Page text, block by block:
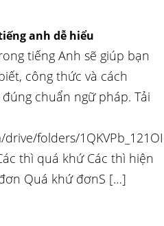
anh dễ hiểu
tiếng Anh sẽ giúp bạn
công thức và cách
chuẩn ngữ pháp. Tải
folders/
thì quá khứ Các thì hiện
Quá khứ đơnS […]